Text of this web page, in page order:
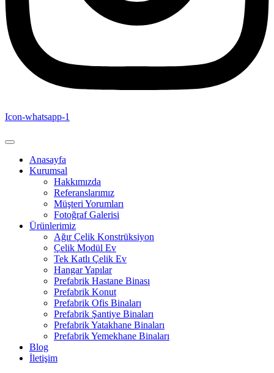
Icon-whatsapp-1
Anasayfa
Kurumsal
Hakkımızda
Referanslarımız
Müşteri Yorumları
Fotoğraf Galerisi
Ürünlerimiz
Ağır Çelik Konstrüksiyon
Çelik Modül Ev
Tek Katlı Çelik Ev
Hangar Yapılar
Prefabrik Hastane Binası
Prefabrik Konut
Prefabrik Ofis Binaları
Prefabrik Şantiye Binaları
Prefabrik Yatakhane Binaları
Prefabrik Yemekhane Binaları
Blog
İletişim